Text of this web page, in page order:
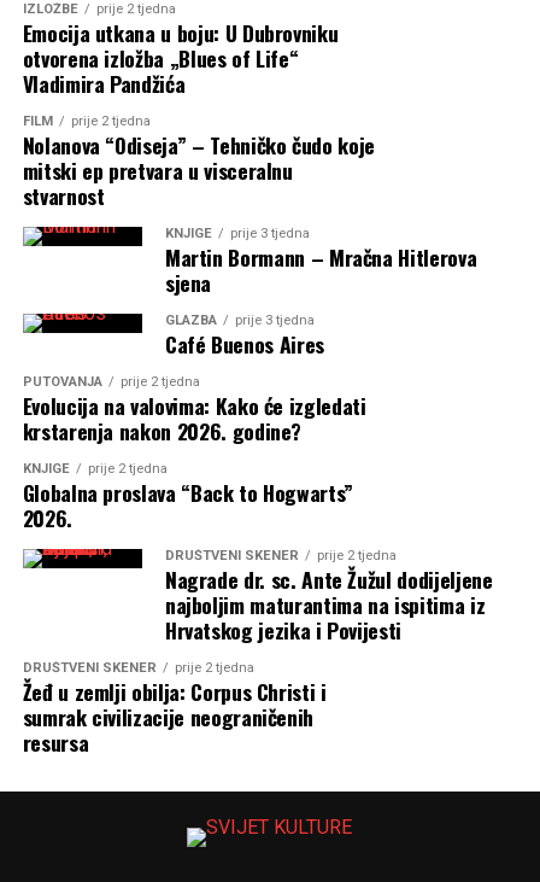
IZLOŽBE prije 2 tjedna
Emocija utkana u boju: U Dubrovniku
otvorena izložba „Blues of Life“
Vladimira Pandžića
FILM prije 2 tjedna
Nolanova “Odiseja” – Tehničko čudo koje
mitski ep pretvara u visceralnu
stvarnost
KNJIGE prije 3 tjedna
Martin Bormann – Mračna Hitlerova
sjena
GLAZBA prije 3 tjedna
Café Buenos Aires
PUTOVANJA prije 2 tjedna
Evolucija na valovima: Kako će izgledati
krstarenja nakon 2026. godine?
KNJIGE prije 2 tjedna
Globalna proslava “Back to Hogwarts”
2026.
DRUŠTVENI SKENER prije 2 tjedna
Nagrade dr. sc. Ante Žužul dodijeljene
najboljim maturantima na ispitima iz
Hrvatskog jezika i Povijesti
DRUŠTVENI SKENER prije 2 tjedna
Žeđ u zemlji obilja: Corpus Christi i
sumrak civilizacije neograničenih
resursa